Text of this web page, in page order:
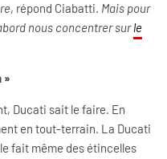
, répond Ciabatti. Mais pour
nous concentrer surle
»
Ducati sait le faire. En
en tout-terrain. La Ducati
fait même des étincelles